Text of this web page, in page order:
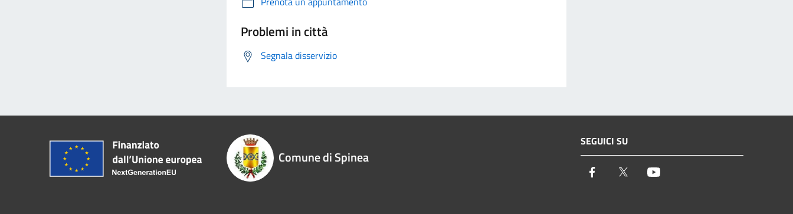
Problemi in città
Segnala disservizio
Comune di Spinea
SEGUICI SU
Facebook Twitter